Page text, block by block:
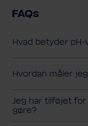
FAQs
Hvad betyder
Hvordan måler
Jeg har tilføjet for
gøre?